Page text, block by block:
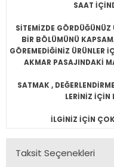
SAAT
SİTEMİZDE GÖRDÜĞÜNÜZ
BİR BÖLÜMÜNÜ
GÖREMEDİĞİNİZ ÜRÜNLER
AKMAR PASAJINDAKİ
SATMAK ,
LERİNİZ İÇİN
İLGİNİZ İÇİN
Taksit Seçenekleri